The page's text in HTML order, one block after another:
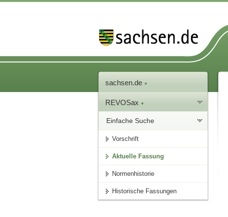
sachsen.de
REVOSax
Einfache Suche
Vorschrift
Aktuelle Fassung
Normenhistorie
Historische Fassungen